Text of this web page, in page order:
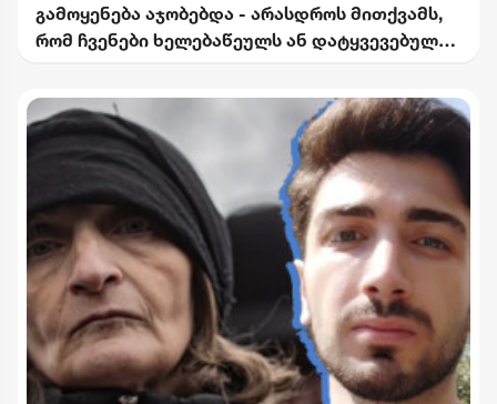
გამოყენება აჯობებდა - არასდროს მითქვამს,
რომ ჩვენები ხელებაწეულს ან დატყვევებულს